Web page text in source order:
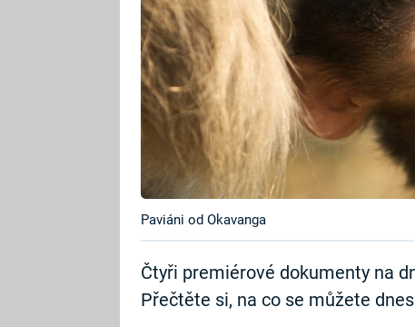
Paviáni od Okavanga
Čtyři premiérové dokumenty na
Přečtěte si, na co se můžete